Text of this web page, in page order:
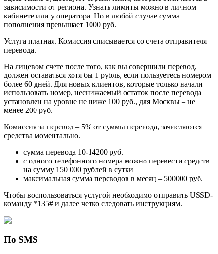
зависимости от региона. Узнать лимиты можно в личном
кабинете или у оператора. Но в любой случае сумма
пополнения превышает 1000 руб.
Услуга платная. Комиссия списывается со счета отправителя
перевода.
На лицевом счете после того, как вы совершили перевод,
должен оставаться хотя бы 1 рубль, если пользуетесь номером
более 60 дней. Для новых клиентов, которые только начали
использовать номер, неснижаемый остаток после перевода
установлен на уровне не ниже 100 руб., для Москвы – не
менее 200 руб.
Комиссия за перевод – 5% от суммы перевода, зачисляются
средства моментально.
сумма перевода 10-14200 руб.
с одного телефонного номера можно перевести средств
на сумму 150 000 рублей в сутки
максимальная сумма переводов в месяц – 500000 руб.
Чтобы воспользоваться услугой необходимо отправить USSD-
команду *135# и далее четко следовать инструкциям.
По SMS